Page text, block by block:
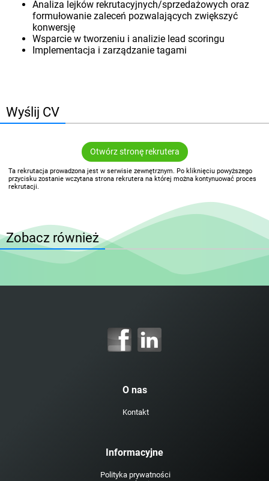
Analiza lejków rekrutacyjnych/sprzedażowych oraz
formułowanie zaleceń pozwalających zwiększyć
konwersję
Wsparcie w tworzeniu i analizie lead scoringu
Implementacja i zarządzanie tagami
Wyślij CV
Otwórz stronę rekrutera
Ta rekrutacja prowadzona jest w serwisie zewnętrznym. Po kliknięciu powyższego
przycisku zostanie wczytana strona rekrutera na której można kontynuować proces
rekrutacji.
Zobacz również
O nas
Kontakt
Informacyjne
Polityka prywatności